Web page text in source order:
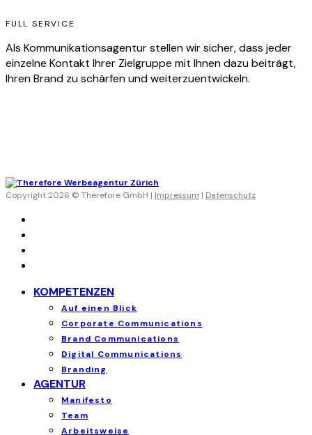
FULL SERVICE
Als Kommunikationsagentur stellen wir sicher, dass jeder
einzelne Kontakt Ihrer Zielgruppe mit Ihnen dazu beiträgt,
Ihren Brand zu schärfen und weiterzuentwickeln.
Copyright 2026 © Therefore GmbH | Impressum | Datenschutz
KOMPETENZEN
Auf einen Blick
Corporate Communications
Brand Communications
Digital Communications
Branding
AGENTUR
Manifesto
Team
Arbeitsweise